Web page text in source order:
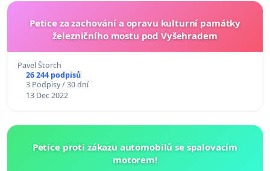
Petice za zachování a opravu kulturní památky
železničního mostu pod Vyšehradem
Pavel Štorch
26 244 podpisů
3 Podpisy / 30 dní
13 Dec 2022
Petice proti zákazu automobilů se spalovacím
motorem!